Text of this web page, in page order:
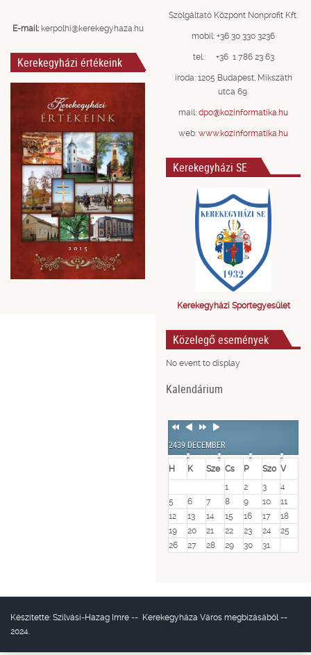
E-mail: kerpolhi@kerekegyhaza.hu
Kerekegyházi értékeink
Szolgáltató Központ Nonprofit Kft.
mobil: +36 30 330 3236
tel.: +36 1 786 23 63
iroda: 1205 Budapest, Mikszáth
utca 69.
mail: dpo@kozinformatika.hu
web: www.kozinformatika.hu
Kerekegyházi SE
Kerekegyházi Sportegyesület
Közelegő események
No event to display
Kalendárium
Previous
Previous
NextNext
2439 DECEMBER
H K Sze Cs P Szo V
1
2 3
4
5
6 7 8 9 10
11
12
13 14 15 16 17
18
19
20 21 22 23 24
25
26
27 28 29 30 31
Készítette: Szilvási-Hazag Imre -- Kerekegyháza Város megbízásából --
2024.